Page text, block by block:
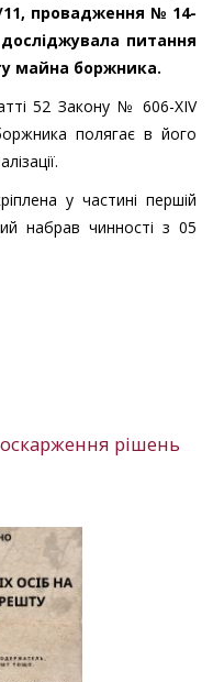
провадження № 14-
питання
майна боржника.
52 Закону № 606-XIV
полягає в його
у частині першій
набрав чинності з 05
рішень